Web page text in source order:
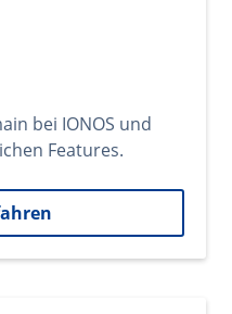
bei IONOS und
Features.